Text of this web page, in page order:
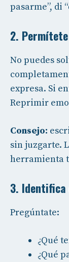
pasarme”, di
2.
No puedes
expresa. Si
Reprimir
Consejo:
sin juzgarte.
herramienta
3. Identifica
Pregúntate:
¿Qué
¿Qué